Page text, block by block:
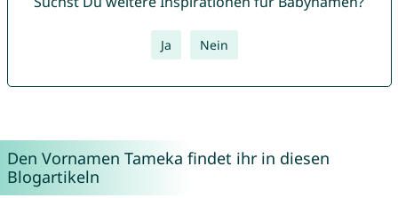
Ja Nein
Den Vornamen Tameka findet ihr in diesen
Blogartikeln